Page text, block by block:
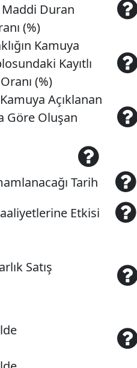
Duran
(%)
Kamuya
Kayıtlı
(%)
Açıklanan
Göre Oluşan
Tarih
Etkisi
Satış